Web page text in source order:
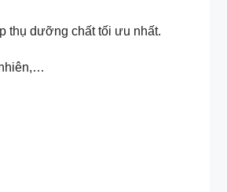
thụ dưỡng chất tối ưu nhất.